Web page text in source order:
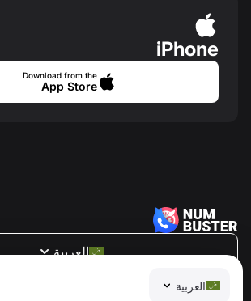
العربية
iPhone
Download from the
App Store
العربية
·
support@numbuster.com
تطبيق سهل الاستخدام يحميك من الاحتيال